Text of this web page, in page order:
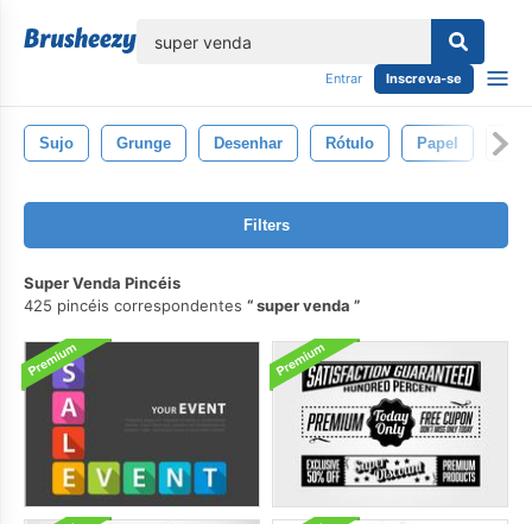
Entrar Inscreva-se
Sujo Grunge Desenhar Rótulo Papel
Filters
Super Venda Pincéis
425 pincéis correspondentes
super venda